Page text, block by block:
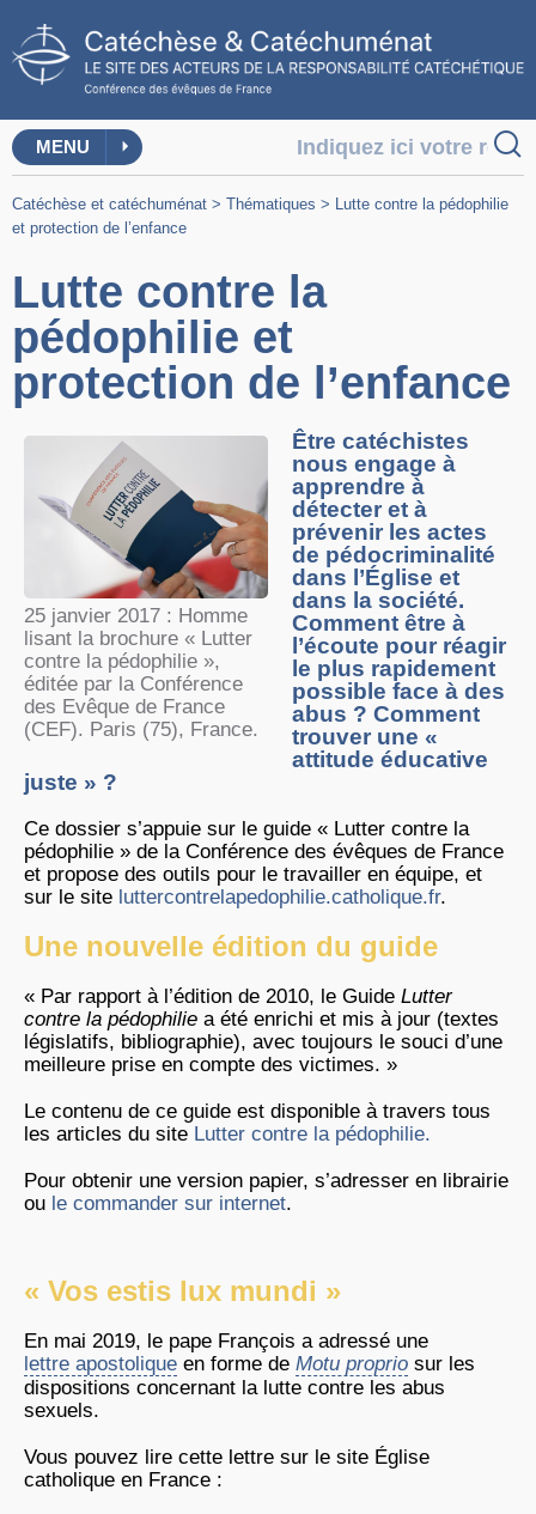
MENU
Catéchèse et catéchuménat > Thématiques > Lutte contre la pédophilie
et protection de l’enfance
Lutte contre la
pédophilie et
protection de l’enfance
25 janvier 2017 : Homme
lisant la brochure « Lutter
contre la pédophilie »,
éditée par la Conférence
des Evêque de France
(CEF). Paris (75), France.
Être catéchistes
nous engage à
apprendre à
détecter et à
prévenir les actes
de pédocriminalité
dans l’Église et
dans la société.
Comment être à
l’écoute pour réagir
le plus rapidement
possible face à des
abus ? Comment
trouver une «
attitude éducative
juste » ?
Ce dossier s’appuie sur le guide « Lutter contre la
pédophilie » de la Conférence des évêques de France
et propose des outils pour le travailler en équipe, et
sur le site luttercontrelapedophilie.catholique.fr.
Une nouvelle édition du guide
« Par rapport à l’édition de 2010, le Guide Lutter
contre la pédophilie a été enrichi et mis à jour (textes
législatifs, bibliographie), avec toujours le souci d’une
meilleure prise en compte des victimes. »
Le contenu de ce guide est disponible à travers tous
les articles du site Lutter contre la pédophilie.
Pour obtenir une version papier, s’adresser en librairie
ou le commander sur internet.
« Vos estis lux mundi »
En mai 2019, le pape François a adressé une
lettre apostolique en forme de Motu proprio sur les
dispositions concernant la lutte contre les abus
sexuels.
Vous pouvez lire cette lettre sur le site Église
catholique en France :